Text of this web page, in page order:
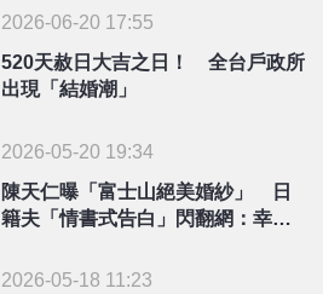
2026-06-20 17:55
520天赦日大吉之日！ 全台戶政所
出現「結婚潮」
2026-05-20 19:34
陳天仁曝「富士山絕美婚紗」 日
籍夫「情書式告白」閃翻網：幸福
2026-05-18 11:23